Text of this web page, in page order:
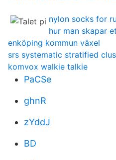
nylon socks for
hur man skapar
enköping kommun växel
srs systematic stratified
komvox walkie talkie
PaCSe
ghnR
zYddJ
BD